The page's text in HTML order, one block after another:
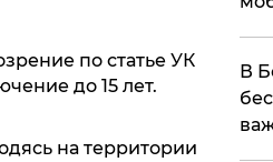
по статье УК
до 15 лет.
на территории
В